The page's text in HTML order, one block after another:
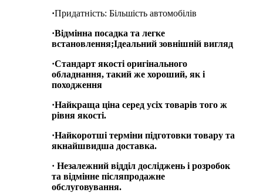
·Придатність: Більшість автомобілів
·Відмінна посадка та легке
встановлення;Ідеальний зовнішній вигляд
·Стандарт якості оригінального
обладнання, такий же хороший, як і
походження
·Найкраща ціна серед усіх товарів того ж
рівня якості.
·Найкоротші терміни підготовки товару та
якнайшвидша доставка.
· Незалежний відділ досліджень і розробок
та відмінне післяпродажне
обслуговування.